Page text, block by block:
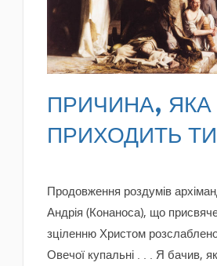
ПРИЧИНА, ЯКА
ПРИХОДИТЬ
Продовження роздумів
Андрія (Конаноса), що
зціленню Христом
Овечої купальні . . . Я бачив,